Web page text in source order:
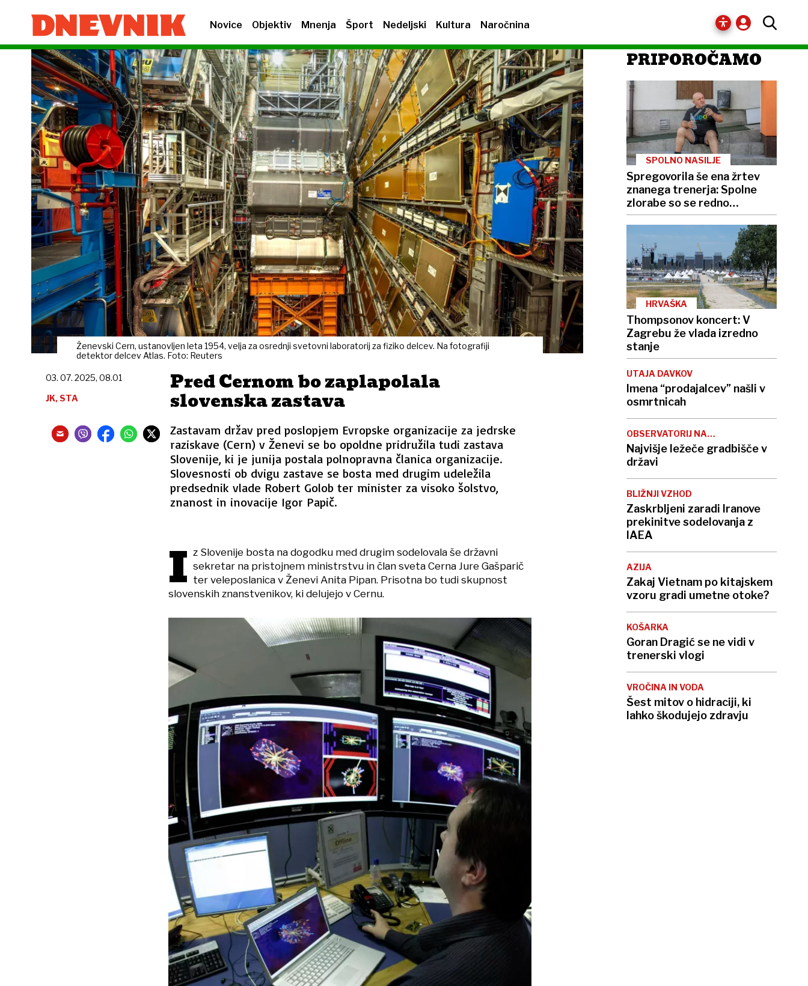
Novice Objektiv Mnenja Šport Nedeljski Kultura Naročnina
Ženevski Cern, ustanovljen leta 1954, velja za osrednji svetovni laboratorij za fiziko delcev. Na fotografiji
detektor delcev Atlas. Foto: Reuters
Pred Cernom bo zaplapolala
slovenska zastava
Zastavam držav pred poslopjem Evropske organizacije za jedrske
raziskave (Cern) v Ženevi se bo opoldne pridružila tudi zastava
Slovenije, ki je junija postala polnopravna članica organizacije.
Slovesnosti ob dvigu zastave se bosta med drugim udeležila
predsednik vlade Robert Golob ter minister za visoko šolstvo,
znanost in inovacije Igor Papič.
03. 07. 2025, 08.01
JK, STA
I z Slovenije bosta na dogodku med drugim sodelovala še državni
sekretar na pristojnem ministrstvu in član sveta Cerna Jure Gašparič
ter veleposlanica v Ženevi Anita Pipan. Prisotna bo tudi skupnost
slovenskih znanstvenikov, ki delujejo v Cernu.
PRIPOROČAMO
SPOLNO NASILJE
Spregovorila še ena žrtev
znanega trenerja: Spolne
zlorabe so se redno
ponavljale
HRVAŠKA
Thompsonov koncert: V
Zagrebu že vlada izredno
stanje
UTAJA DAVKOV
Imena “prodajalcev” našli v
osmrtnicah
OBSERVATORIJ NA
KREDARICI
Najvišje ležeče gradbišče v
državi
BLIŽNJI VZHOD
Zaskrbljeni zaradi Iranove
prekinitve sodelovanja z
IAEA
AZIJA
Zakaj Vietnam po kitajskem
vzoru gradi umetne otoke?
KOŠARKA
Goran Dragić se ne vidi v
trenerski vlogi
VROČINA IN VODA
Šest mitov o hidraciji, ki
lahko škodujejo zdravju